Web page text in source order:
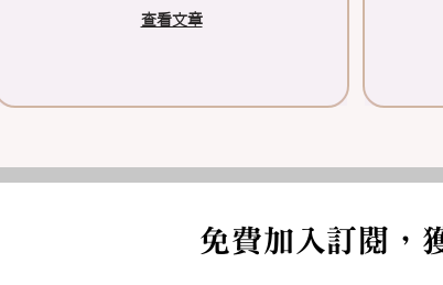
查看文章
免費加入訂閱，